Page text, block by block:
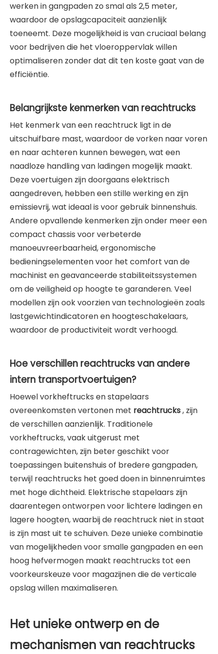
werken in gangpaden zo smal als 2,5 meter,
waardoor de opslagcapaciteit aanzienlijk
toeneemt. Deze mogelijkheid is van cruciaal belang
voor bedrijven die het vloeroppervlak willen
optimaliseren zonder dat dit ten koste gaat van de
efficiëntie.
Belangrijkste kenmerken van reachtrucks
Het kenmerk van een reachtruck ligt in de
uitschuifbare mast, waardoor de vorken naar voren
en naar achteren kunnen bewegen, wat een
naadloze handling van ladingen mogelijk maakt.
Deze voertuigen zijn doorgaans elektrisch
aangedreven, hebben een stille werking en zijn
emissievrij, wat ideaal is voor gebruik binnenshuis.
Andere opvallende kenmerken zijn onder meer een
compact chassis voor verbeterde
manoeuvreerbaarheid, ergonomische
bedieningselementen voor het comfort van de
machinist en geavanceerde stabiliteitssystemen
om de veiligheid op hoogte te garanderen. Veel
modellen zijn ook voorzien van technologieën zoals
lastgewichtindicatoren en hoogteschakelaars,
waardoor de productiviteit wordt verhoogd.
Hoe verschillen reachtrucks van andere
intern transportvoertuigen?
Hoewel vorkheftrucks en stapelaars
overeenkomsten vertonen met reachtrucks, zijn
de verschillen aanzienlijk. Traditionele
vorkheftrucks, vaak uitgerust met
contragewichten, zijn beter geschikt voor
toepassingen buitenshuis of bredere gangpaden,
terwijl reachtrucks het goed doen in binnenruimtes
met hoge dichtheid. Elektrische stapelaars zijn
daarentegen ontworpen voor lichtere ladingen en
lagere hoogten, waarbij de reachtruck niet in staat
is zijn mast uit te schuiven. Deze unieke combinatie
van mogelijkheden voor smalle gangpaden en een
hoog hefvermogen maakt reachtrucks tot een
voorkeurskeuze voor magazijnen die de verticale
opslag willen maximaliseren.
Het unieke ontwerp en de
mechanismen van reachtrucks